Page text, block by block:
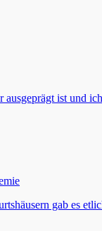
ausgeprägt ist und
gab es